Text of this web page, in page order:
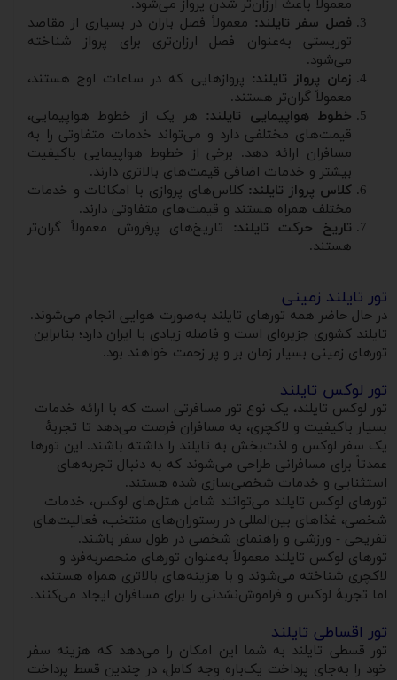
معمولاً باعث ارزان‌تر شدن پرواز می‌شود.
فصل سفر تایلند: معمولاً فصل باران در بسیاری از مقاصد
توریستی به‌عنوان فصل ارزان‌تری برای پرواز شناخته
می‌شود.
زمان پرواز تایلند: پروازهایی که در ساعات اوج هستند،
معمولاً گران‌تر هستند.
خطوط هواپیمایی تایلند: هر یک از خطوط هواپیمایی،
قیمت‌های مختلفی دارد و می‌تواند خدمات متفاوتی را به
مسافران ارائه دهد. برخی از خطوط هواپیمایی باکیفیت
بیشتر و خدمات اضافی قیمت‌های بالاتری دارند.
کلاس پرواز تایلند: کلاس‌های پروازی با امکانات و خدمات
مختلف همراه هستند و قیمت‌های متفاوتی دارند.
تاریخ حرکت تایلند: تاریخ‌های پرفروش معمولاً گران‌تر
هستند.
تور تایلند زمینی
در حال حاضر همه تورهای تایلند به‌صورت هوایی انجام می‌شوند.
تایلند کشوری جزیره‌ای است و فاصله زیادی با ایران دارد؛ بنابراین
تورهای زمینی بسیار زمان بر و پر زحمت خواهند بود.
تور لوکس تایلند
تور لوکس تایلند، یک نوع تور مسافرتی است که با ارائه خدمات
بسیار باکیفیت و لاکچری، به مسافران فرصت می‌دهد تا تجربهٔ
یک سفر لوکس و لذت‌بخش به تایلند را داشته باشند. این تورها
عمدتاً برای مسافرانی طراحی می‌شوند که به دنبال تجربه‌های
استثنایی و خدمات شخصی‌سازی شده هستند.
تورهای لوکس تایلند می‌توانند شامل هتل‌های لوکس، خدمات
شخصی، غذاهای بین‌المللی در رستوران‌های منتخب، فعالیت‌های
تفریحی - ورزشی و راهنمای شخصی در طول سفر باشند.
تورهای لوکس تایلند معمولاً به‌عنوان تورهای منحصربه‌فرد و
لاکچری شناخته می‌شوند و با هزینه‌های بالاتری همراه هستند،
اما تجربهٔ لوکس و فراموش‌نشدنی را برای مسافران ایجاد می‌کنند.
تور اقساطی تایلند
تور قسطی تایلند به شما این امکان را می‌دهد که هزینه سفر
خود را به‌جای پرداخت یک‌باره وجه کامل، در چندین قسط پرداخت